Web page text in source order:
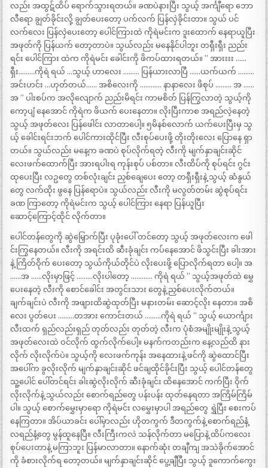
လည်း အထွဋ်ထိပ် ရောက်သွားရတယ်။ ခဏပဲနားပြီး သွယ့် အင်္ကျီရော ဘော
လီရော ချွတ်ခိုင်းလို့ ချွတ်ပေးတော့ ပက်လက် ပြန်လှဲခိုင်းတာ။ သွယ် ပင်
လက်လေး ပြန်လှဲပေးတော့ ပေါင်ကြားထဲ ကိုရဲမင်းက ဒူးထောက် နေရာယူပြီး
အဖုတ်ကို ပြန်ယက် တော့တာပဲ။ သွယ်လည်း မနေနိုင်ပါဘူး တရှီးရှီး ညည်း
ရင်း ပေါင်ကြား ထဲက ကိုရဲမင်း ခေါင်းကို ဖိကပ်ထားရတယ်။ ” အားးးး ……
ရှီး………ကိုရဲ ရယ် …သွယ့် ဟာလေး ……… ပြန်ယားလာပြီ ……ယက်ယက် ………
အင်းဟင်း …ဟုတ်တယ်…… အစိလေးကို ………… နာနာလေး ဖိစုပ် ……… အ ……
အ ” ပါးစပ်က အလိုလျောက် ညည်းမိရင်း ကာမစိတ် ပြန်ကြွလာတဲ့ သွယ့်ကို
ကော့ပျံ နေအောင် ကိုရဲက ဖိယက် ပေးနေတာ။ လိုးပြီးကာစ အရည်လဲ့နေတဲ့
သွယ့် အဖုတ်လေး ပြန်ဖေါင်း လာတာပေါ့။ ၅မိနစ်လောက် ယက်ပေးပြီးမှ သွ
ယ့် ခေါင်းရင်းဘက် ပေါင်ကားထိုင်ပြီး လီးစုပ်ပေးဖို့ တိုးတိုးလေး ပြောနေ ရှာ
တယ်။ သွယ်လည်း မနေ့က ခဏပဲ စုပ်လိုက်ရတဲ့ လီးကို မျက်နှာချင်းဆိုင်
လေးဖက်ထောက်ပြီး အားရပါးရ ကုန်းစုပ် ပစ်တာ။ လီးထိပ်ကို စုပ်ရင်း ဂွင်း
ထုပေးပြီး လဥတွေ တစ်လုံးချင်း ညှစ်ချေပေး တော့ တရှီးရှီးနဲ့ သွယ့် ဆံနွယ်
တွေ လက်ထိုး ဖွနေ ပြန်ရောပဲ။ သွယ်လည်း လီးကို မလွတ်တမ်း ဆွဲစုပ်ရင်း
ခဏ ကြာတော့ ကိုရဲမင်းက သွယ့် ပေါင်ကြား နေရာ ပြန်ယူပြီး
ဆောင့်ကြောင့်ထိုင် လိုက်တာ။
ပေါင်တန်တွေကို ဆွဲမြှောက်ပြီး ပုခုံးပေါ် တင်တော့ သွယ့် အဖုတ်လေးက ဖေါ
င်းကြွနေတယ်။ လီးကို အရင်းထိ ဆီးခုံချင်း ကပ်နေအောင် ဖိသွင်းပြီး ခါးအား
နဲ့ ကြိတ်ဝိုက် ပေးတော့ သွယ်ကိုယ်တိုင်ပဲ လိုးပေးဖို့ ပြောလိုက်ရတာ ပေါ့။ အ
……အ ……လိုးမှာဖြင့် ………လိုးပါတော့ ………… ကိုရဲ ရယ် ” သွယ့်အဖုတ်ထဲ မွှေ
ပေးနေတဲ့ လီးကို စောင်ခေါင်း အတွင်းသား တွေနဲ့ ညှစ်ပေးလိုက်တယ်။
ချက်ချင်းပဲ လီးကို အဖျားထိဆွဲထုတ်ပြီး မနားတမ်း ဆောင့်လိုး နေတာ။ အစိ
လေး ပွတ်ပေး ………တအား ကောင်းတယ် ………ကိုရဲ ရယ် ” သွယ့် ယောင်္ကျား
လီးထက် ရှည်လည်းရှည် တုတ်လည်း တုတ်တဲ့ လီးက ပုံစံအမျိုးမျိုးနဲ့ သွယ့်
အဖုတ်လေးထဲ ဝင်လိုက် ထွက်လိုက်ပေါ့။ မနက်ကတည်းက နေ့လည်ထိ နား
လိုက် လိုးလိုက်ပဲ။ သွယ့်ကို လေးဖက်ကုန်း အနေထားနဲ့ ဖင်ကို ဆွဲထောင်ပြီး
အပေါ်က ခွလိုးလိုက် မျက်နှာချင်းဆိုင် ဖင်ချထိုင်ခိုင်းပြီး သွယ့် ပေါင်တန်တွေ
သူ့ပေါင် ပေါ်တင်ရင်း ခါးဆွဲလိုးလိုက် ဆီးခုံချင်း ထိနေအောင် ကက်ပြီး ဝိုက်
လိုးလိုက်နဲ့ သွယ်လည်း စောက်ရည်တွေ ပန်းပန်း ထုတ်နေရတာ အကြိမ်ကြိမ်
ပါ။ သွယ့် စောက်မွှေးမှာရော ကိုရဲမင်း လမွှေးမှာပါ အရည်တွေ ရွှဲပြီး စေးကပ်
နေကြတာ။ အိပ်ယာခင်း ပေါ်မှာလည်း ဟိုတကွက် ဒီတကွက်နဲ့ စောက်ရည်နံ့
လရည်နံ့တွေ မွန်ထူနေပြီ။ လီးကြီးကလဲ သန်လိုက်တာ မပြောနဲ့ ထိပ်ကလေး
စုပ်ပေးတာနဲ့ မကြာဘူး ပြန်မာလာတာ။ နောက်ဆုံး တချီကျ အသဲခိုက်အောင်
ကို ခံစားလိုက်ရ တော့တယ်။ မျက်နှာချင်းဆိုင် ပွေ့ချီပြီး သွယ့် ဒူကောက်ကွေး